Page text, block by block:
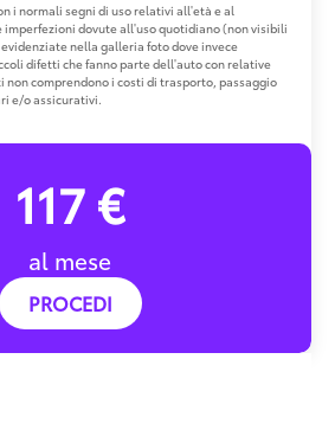
i normali segni di uso relativi all'età e al
dovute all'uso quotidiano (non visibili
nella galleria foto dove invece
difetti che fanno parte dell'auto con relative
non comprendono i costi di trasporto, passaggio
e/o assicurativi.
117 €
al mese
PROCEDI